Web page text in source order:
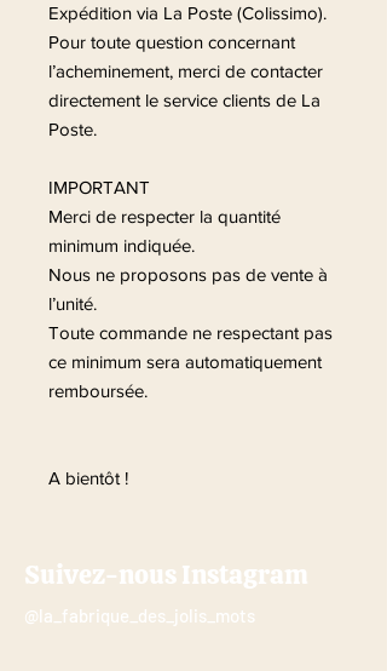
Expédition via La Poste (Colissimo).
Pour toute question concernant
l’acheminement, merci de contacter
directement le service clients de La
Poste.
IMPORTANT
Merci de respecter la quantité
minimum indiquée.
Nous ne proposons pas de vente à
l’unité.
Toute commande ne respectant pas
ce minimum sera automatiquement
remboursée.
A bientôt !
Suivez-nous Instagram
@la_fabrique_des_jolis_mots